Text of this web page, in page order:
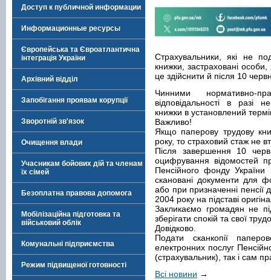
Доступ к публичной информации
Информационные ресурсы
Європейська та Євроатлантична
інтеграція України
Архівний відділ
Запобігання проявам корупції
Зворотній зв'язок
Очищення влади
Учасникам бойових дій та членам
їх сімей
Безоплатна правова допомога
Мобілізаційна підготовка та
військовий облік
Комунальні підприємства
Режим підвищеної готовності
Страхувальники, які не
книжки, застраховані
це здійснити й після 10
Чинними нормативно-
відповідальності в разі
книжки в установлений
Важливо!
Якщо паперову трудову
року, то страховий стаж не
Після завершення 10
оцифрування відомостей
Пенсійного фонду
скановані документи для
або при призначенні пенсії
2004 року на підставі
Закликаємо громадян не
зберігати спокій та свої
Довідково.
Подати сканкопії
електронних послуг
(страхувальник), так і сам
Всі новини →